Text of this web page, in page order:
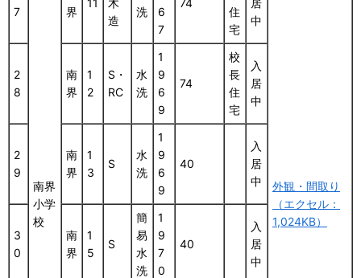
7
南界
小学
校
界
造
洗
6
7
住
宅
中
外観・間取り
（エクセル：
1,024KB）
2
8
南
界
1
2
S・
RC
水
洗
1
9
6
9
74
校
長
住
宅
入
居
中
2
9
南
界
1
3
S
水
洗
1
9
6
9
40
入
居
中
3
0
南
界
1
5
S
簡
易
水
洗
1
9
7
0
40
入
居
中